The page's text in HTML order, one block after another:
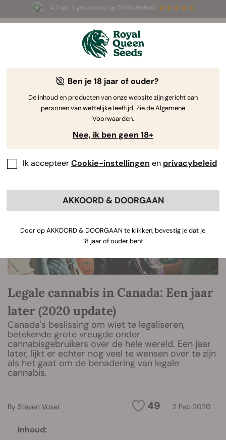
4.7 van 5 gebaseerd op 58744 reviews
3 White Widow Auto zaadjesGRATIS voor de
The RQS Blog
Cannabis Lifestyle Blogs
Legale cannabis in Canada: Een jaar
later (2020 update)
Canada's beslissing om wiet te legaliseren,
betekende grote vreugde onder
cannabisgebruikers over de hele wereld. Een jaar
later, lijkt er echter nog veel te wensen over te zijn
als het gaat om de benadering van legale
cannabis.
49 2 Feb 2020
By Steven Voser
Inhoud:
Ben je 18 jaar of ouder?
De inhoud en producten van onze website zijn gericht aan
personen van wettelijke leeftijd. Zie de Algemene
Voorwaarden.
Nee, ik ben geen 18+
Ik accepteerCookie-instellingen en privacybeleid
AKKOORD & DOORGAAN
Door op AKKOORD & DOORGAAN te klikken, bevestig je dat je
18 jaar of ouder bent